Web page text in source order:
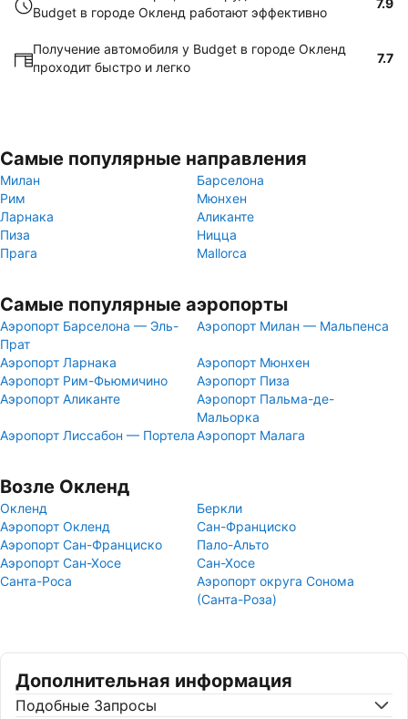
Budget в городе Окленд работают эффективно
7.9
Получение автомобиля у Budget в городе Окленд
проходит быстро и легко
7.7
Самые популярные направления
Милан
Барселона
Рим
Мюнхен
Ларнака
Аликанте
Пиза
Ницца
Прага
Mallorca
Самые популярные аэропорты
Аэропорт Барселона — Эль-
Прат
Аэропорт Милан — Мальпенса
Аэропорт Ларнака
Аэропорт Мюнхен
Аэропорт Рим-Фьюмичино
Аэропорт Пиза
Аэропорт Аликанте
Аэропорт Пальма-де-
Мальорка
Аэропорт Лиссабон — ПортелаАэропорт Малага
Возле Окленд
Окленд
Беркли
Аэропорт Окленд
Сан-Франциско
Аэропорт Сан-Франциско
Пало-Альто
Аэропорт Сан-Хосе
Сан-Хосе
Санта-Роса
Аэропорт округа Сонома
(Санта-Роза)
Дополнительная информация
Подобные Запросы